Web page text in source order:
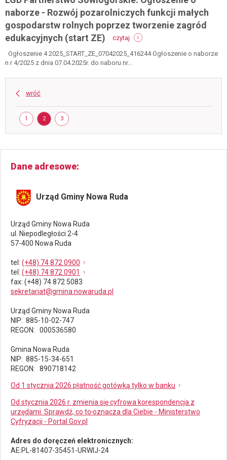
naborze - Rozwój pozarolniczych funkcji małych
gospodarstw rolnych poprzez tworzenie zagród
edukacyjnych (start ZE)
czytaj
lgd
partnerstwo
o
rozwój
małych
Ogłoszenie 4 2025_START_ZE_07042025_416244 Ogłoszenie o naborze
n r 4/2025 z dnia 07.04.2025r. do naboru nr...
wróć
StronaSTRONA
1 STRONA
2 STRONA
3
Dane adresowe
Urząd Gminy Nowa Ruda
Urząd Gminy Nowa Ruda
ul. Niepodległości 2-4
57-400 Nowa Ruda
tel : (+48) 74 872 0900
tel : (+48) 74 872 0901
fax: (+48) 74 872 5083
sekretariat@gmina.nowaruda.pl
Urząd Gminy Nowa Ruda
NIP: 885-10-02-747
REGON: 000536580
Gmina Nowa Ruda
NIP: 885-15-34-651
REGON: 890718142
Od 1 stycznia 2026 płatność gotówką tylko w banku
Od stycznia 2026 r. zmienia się cyfrowa korespondencja z
urzędami. Sprawdź, co to oznacza dla Ciebie - Ministerstwo
Cyfryzacji - Portal Gov.pl
Adres do doręczeń elektronicznych:
AE:PL-81407-35451-URWIJ-24